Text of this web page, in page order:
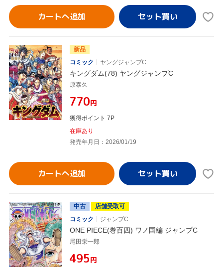
カートへ追加
新品
コミック
ヤングジャンプC
キングダム(78) ヤングジャンプC
原泰久
¥770円
獲得ポイント 7P
在庫あり
発売年月日：2026/01/19
カートへ追加
中古
店舗受取可
コミック
ジャンプC
ONE PIECE(巻百四) ワノ国編 ジャンプC
尾田栄一郎
¥495円